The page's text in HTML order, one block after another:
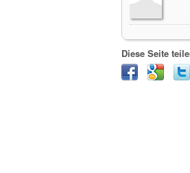
Diese Seite